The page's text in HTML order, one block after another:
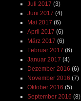
Juli 2017 (3)
Juni 2017 (4)
Mai 2017 (6)
April 2017 (6)
März 2017 (6)
Februar 2017 (6)
Januar 2017 (4)
Dezember 2016 (6)
November 2016 (7)
Oktober 2016 (5)
September 2016 (8)